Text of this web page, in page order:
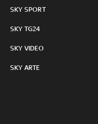
SKY SPORT
SKY TG24
SKY VIDEO
SKY ARTE